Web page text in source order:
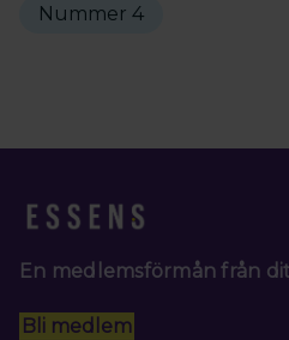
Nummer 4
En medlemsförmån från
Bli medlem